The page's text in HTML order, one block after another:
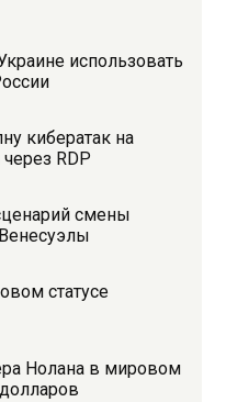
использовать
кибератак на
RDP
смены
статусе
Нолана в мировом